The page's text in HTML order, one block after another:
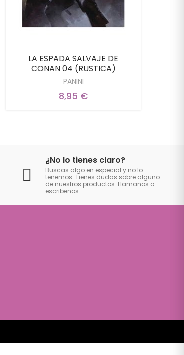
LA ESPADA SALVAJE DE
CONAN 04 (RUSTICA)
PANINI
8,95 €
¿No lo tienes claro?
Buscas algo en especial y no lo
tenemos. Tienes dudas sobre alguno
de nuestros productos. Llamanos o
escribenos.